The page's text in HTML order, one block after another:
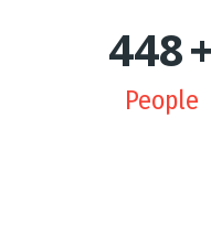
450+
People